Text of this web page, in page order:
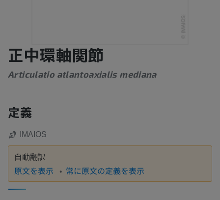
正中環軸関節
Articulatio atlantoaxialis mediana
定義
IMAIOS
自動翻訳
原文を表示 常に原文の定義を表示